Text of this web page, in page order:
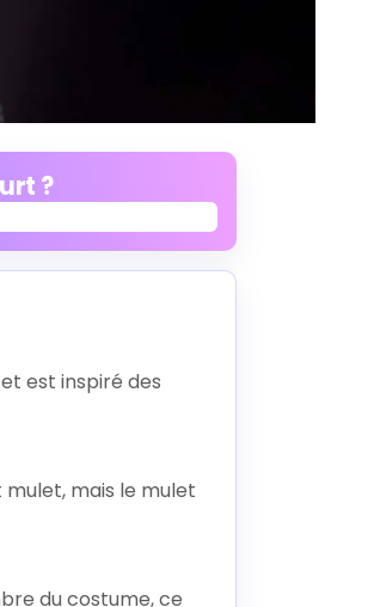
?
est inspiré des
mais le mulet
du costume, ce